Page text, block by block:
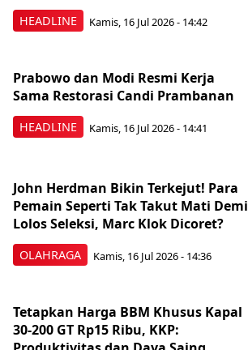
HEADLINE Kamis, 16 Jul 2026 - 14:42
HEADLINE
Prabowo dan Modi Resmi Kerja
Sama Restorasi Candi Prambanan
Kamis, 16 Jul 2026 - 14:41
OLAHRAGA
John Herdman Bikin Terkejut! Para
Pemain Seperti Tak Takut Mati Demi
Lolos Seleksi, Marc Klok Dicoret?
Kamis, 16 Jul 2026 - 14:36
Tetapkan Harga BBM Khusus Kapal
30-200 GT Rp15 Ribu, KKP: